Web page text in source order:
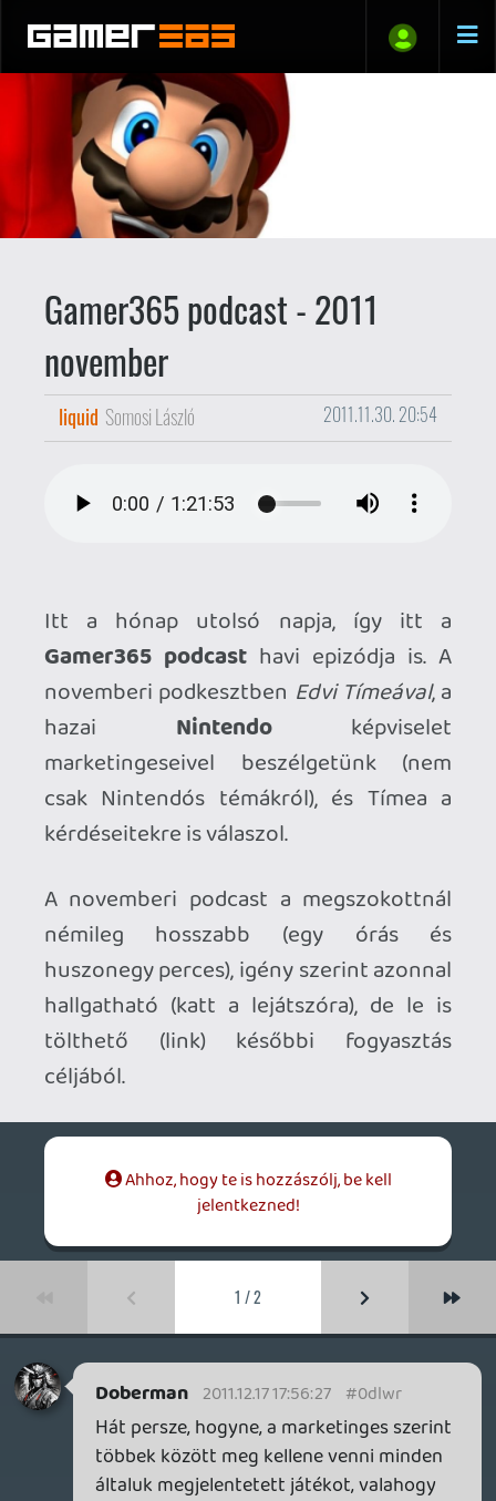
Gamer365 podcast - 2011
liquid Somosi László 2011.11.30. 20:54
Gamer365 podcasthavi epizódja is. A
csak Nintendós témákról), és Tímea a
kérdéseitekre is válaszol.
A novemberi podcast a megszokottnál
némileg hosszabb (egy órás és
huszonegy perces), igény szerint azonnal
hallgatható (katt a lejátszóra), de le is
tölthető (link) későbbi fogyasztás
Ahhoz, hogy te is hozzászólj, be kell
jelentkezned!
2011.12.17 17:56:27
Hát persze, hogyne, a marketinges szerint
általuk megjelentetett játékot, valahogy
Necroman Mk2 2011.12.14 11:19:49
Necroman Mk2 2011.12.14 11:19:49 #0dlwq
játszani, azt nagyon nem egy marketinges
Ellenkezőleg: A marketinges feladata
többek között a piackutatás is, azaz
felmérni, hogy van-e nagyobb tömegű
igény a magyar nyelvre, ÉS visszahozza-e a
fordításba fektetett összeget.
Doberman 2011.12.11 10:27:26 #0dlwp